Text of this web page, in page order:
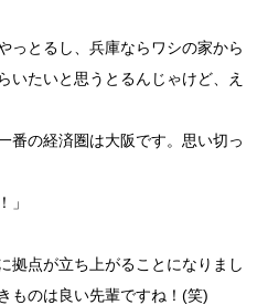
っとるし、兵庫ならワシの家から
いたいと思うとるんじゃけど、え
番の経済圏は大阪です。思い切っ
」
拠点が立ち上がることになりまし
ものは良い先輩ですね！(笑)